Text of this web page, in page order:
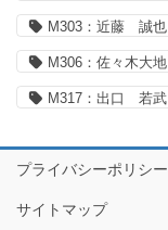
M303：近藤 誠也
M306：佐々木大地
M317：出口 若武
プライバシーポリシー
サイトマップ